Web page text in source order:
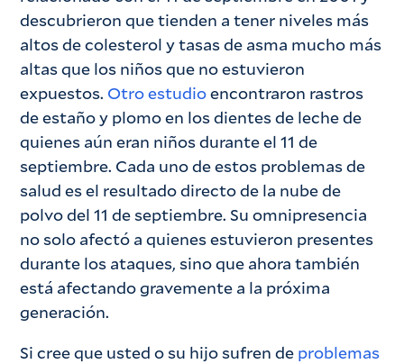
descubrieron que tienden a tener niveles más
altos de colesterol y tasas de asma mucho más
altas que los niños que no estuvieron
expuestos. Otro estudioencontraron rastros
de estaño y plomo en los dientes de leche de
quienes aún eran niños durante el 11 de
septiembre. Cada uno de estos problemas de
salud es el resultado directo de la nube de
polvo del 11 de septiembre. Su omnipresencia
no solo afectó a quienes estuvieron presentes
durante los ataques, sino que ahora también
está afectando gravemente a la próxima
generación.
Si cree que usted o su hijo sufren de problemas